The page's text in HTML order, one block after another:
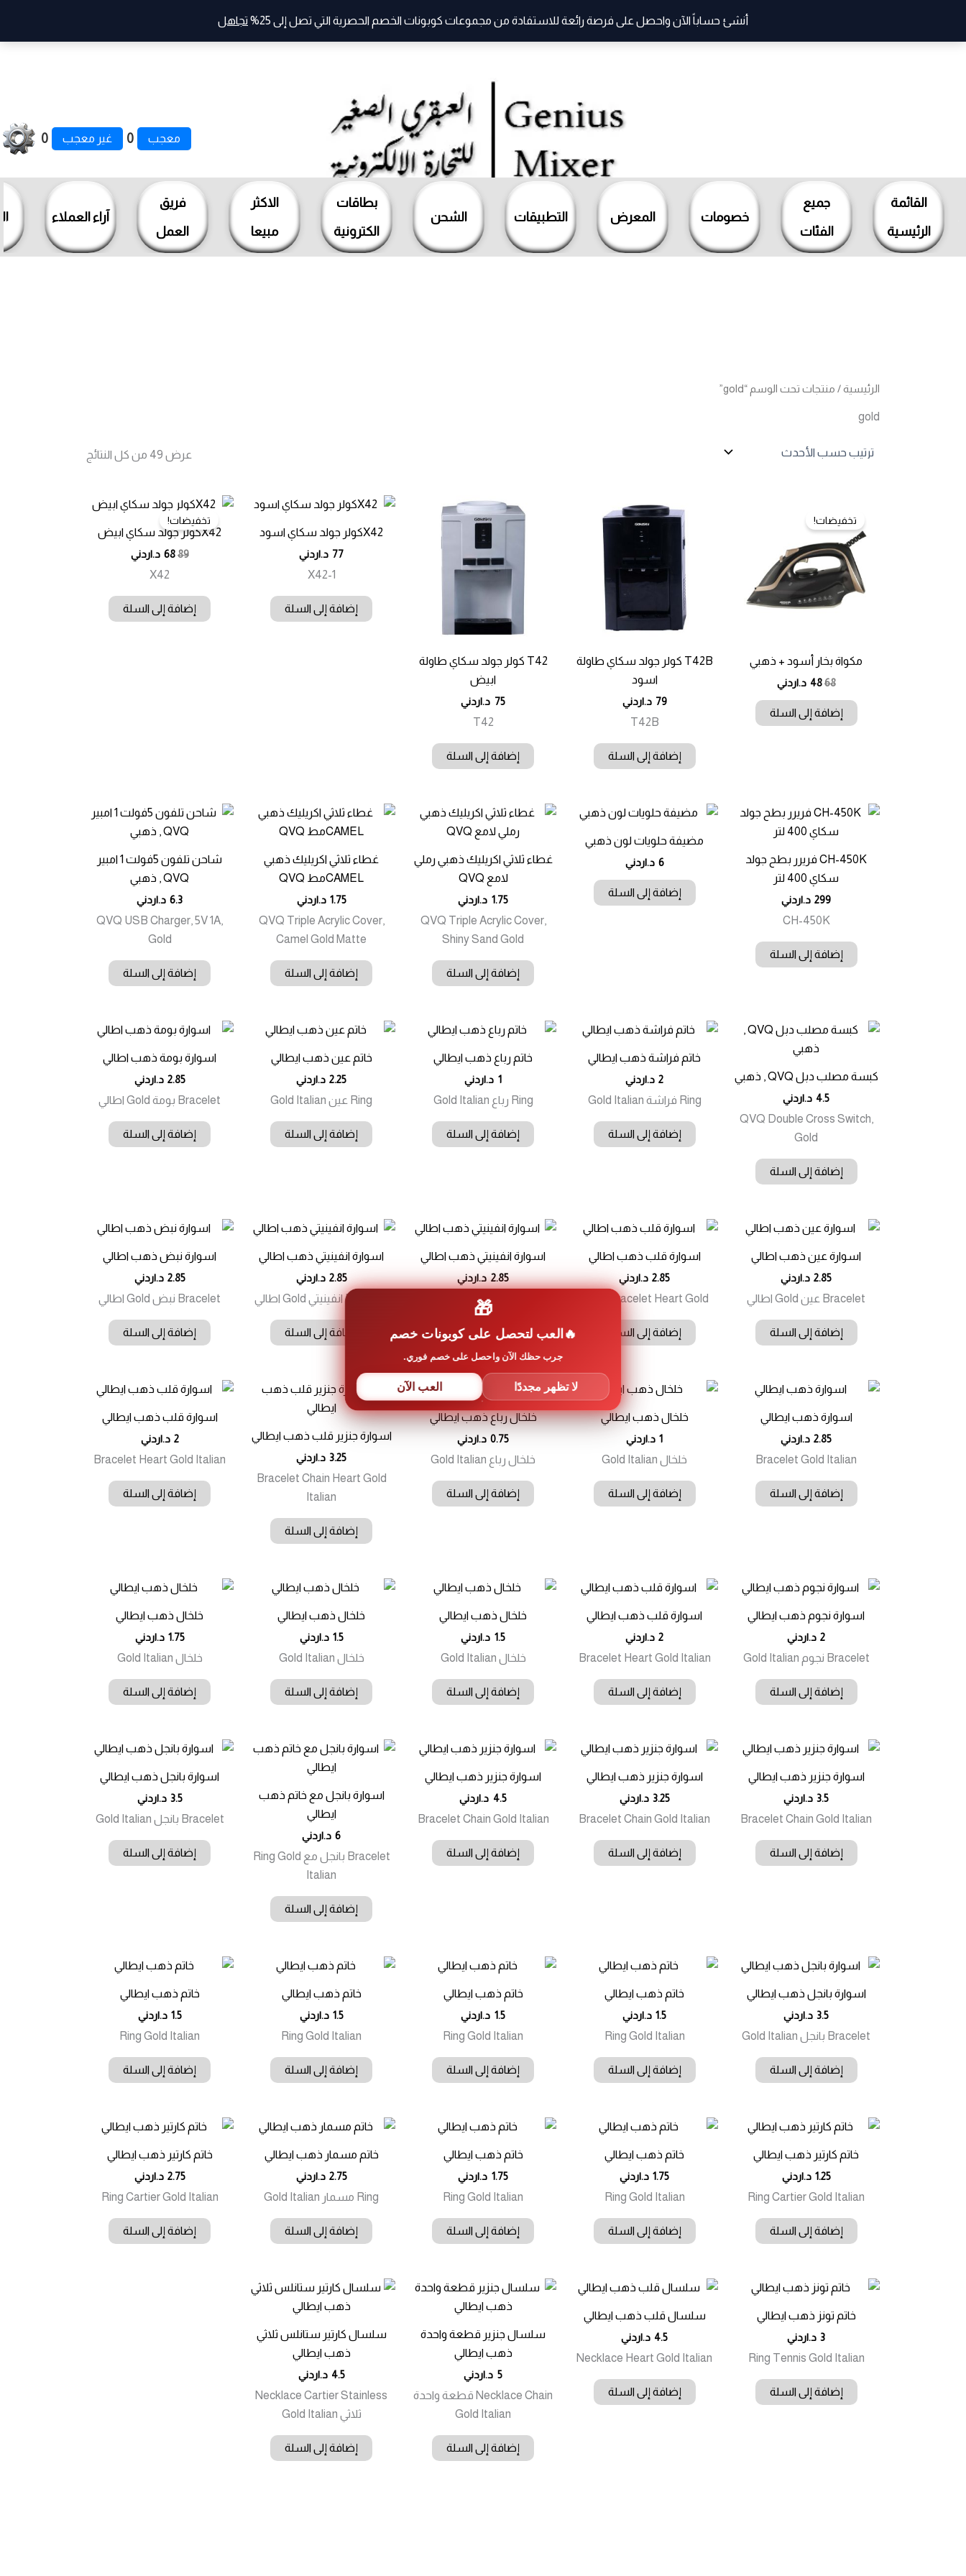
القائمة
الرئيسية
جميع
الفئات
خصومات المعرض التطبيقات الشحن
بطاقات
الكترونية
الاكثر
مبيعا
فريق
العمل
آراء العملاء
معجب 0 غير معجب 0
أنشئ حساباً الآن واحصل على فرصة رائعة للاستفادة من مجموعات كوبونات الخصم الحصرية التي تصل إلى 25% تجاهل
المحتوى
الرئيسية/ منتجات تحت الوسم “gold”
gold
عرض ⁦49⁩ من كل النتائج
تخفيضات!
مكواة بخار أسود + ذهبي
68السعر
هو:
68.00 د.ا.
48 السعر
هو:
48.00 د.ا.
د.اردني
إضافة إلى السلة
T42B كولر جولد سكاي طاولة
اسود
79 د.اردني
T42B
إضافة إلى السلة
T42 كولر جولد سكاي طاولة
ابيض
75 د.اردني
T42
إضافة إلى السلة
X42كولر جولد سكاي اسود
77 د.اردني
X42-1
إضافة إلى السلة
تخفيضات!
X42كولر جولد سكاي ابيض
89السعر
هو:
68السعر
هو:
د.اردني
X42
إضافة إلى السلة
CH-450K فريرر بطح جولد
سكاي 400 لتر
299 د.اردني
CH-450K
إضافة إلى السلة
مضيفة حلويات لون ذهبي
6 د.اردني
إضافة إلى السلة
غطاء ثلاثي اكريليك ذهبي رملي
لامع QVQ
1.75 د.اردني
QVQ Triple Acrylic Cover,
Shiny Sand Gold
إضافة إلى السلة
غطاء ثلاثي اكريليك ذهبي
CAMELمط QVQ
1.75 د.اردني
QVQ Triple Acrylic Cover,
Camel Gold Matte
إضافة إلى السلة
شاحن تلفون 5فولت 1 امبير
QVQ , ذهبي
6.3 د.اردني
QVQ USB Charger, 5V 1A,
Gold
إضافة إلى السلة
كبسة مصلب دبل QVQ , ذهبي
4.5 د.اردني
QVQ Double Cross Switch,
Gold
إضافة إلى السلة
خاتم فراشة ذهب ايطالي
2 د.اردني
Ring فراشة Gold Italian
إضافة إلى السلة
خاتم رباع ذهب ايطالي
1 د.اردني
Ring رباع Gold Italian
إضافة إلى السلة
خاتم عين ذهب ايطالي
2.25 د.اردني
Ring عين Gold Italian
إضافة إلى السلة
اسوارة بومة ذهب اطالي
2.85 د.اردني
Bracelet بومة Gold اطالي
إضافة إلى السلة
اسوارة عين ذهب اطالي
2.85 د.اردني
Bracelet عين Gold اطالي
إضافة إلى السلة
اسوارة قلب ذهب اطالي
2.85 د.اردني
Bracelet Heart Gold اطالي
إضافة إلى السلة
اسوارة انفينيتي ذهب اطالي
2.85 د.اردني
إضافة إلى السلة
اسوارة انفينيتي ذهب اطالي
2.85 د.اردني
Bracelet انفينيتي Gold اطالي
إضافة إلى السلة
اسوارة نبض ذهب اطالي
2.85 د.اردني
Bracelet نبض Gold اطالي
إضافة إلى السلة
اسوارة ذهب ايطالي
2.85 د.اردني
Bracelet Gold Italian
إضافة إلى السلة
خلخال ذهب ايطالي
1 د.اردني
خلخال Gold Italian
إضافة إلى السلة
خلخال رباع ذهب ايطالي
0.75 د.اردني
خلخال رباع Gold Italian
إضافة إلى السلة
اسوارة جنزير قلب ذهب ايطالي
3.25 د.اردني
Bracelet Chain Heart Gold
Italian
إضافة إلى السلة
اسوارة قلب ذهب ايطالي
2 د.اردني
Bracelet Heart Gold Italian
إضافة إلى السلة
اسوارة نجوم ذهب ايطالي
2 د.اردني
Bracelet نجوم Gold Italian
إضافة إلى السلة
اسوارة قلب ذهب ايطالي
2 د.اردني
Bracelet Heart Gold Italian
إضافة إلى السلة
خلخال ذهب ايطالي
1.5 د.اردني
خلخال Gold Italian
إضافة إلى السلة
خلخال ذهب ايطالي
1.5 د.اردني
خلخال Gold Italian
إضافة إلى السلة
خلخال ذهب ايطالي
1.75 د.اردني
خلخال Gold Italian
إضافة إلى السلة
اسوارة جنزير ذهب ايطالي
3.5 د.اردني
Bracelet Chain Gold Italian
إضافة إلى السلة
اسوارة جنزير ذهب ايطالي
3.25 د.اردني
Bracelet Chain Gold Italian
إضافة إلى السلة
اسوارة جنزير ذهب ايطالي
4.5 د.اردني
Bracelet Chain Gold Italian
إضافة إلى السلة
اسوارة بانجل مع خاتم ذهب
ايطالي
6 د.اردني
Bracelet بانجل مع Ring Gold
Italian
إضافة إلى السلة
اسوارة بانجل ذهب ايطالي
3.5 د.اردني
Bracelet بانجل Gold Italian
إضافة إلى السلة
اسوارة بانجل ذهب ايطالي
3.5 د.اردني
Bracelet بانجل Gold Italian
إضافة إلى السلة
خاتم ذهب ايطالي
1.5 د.اردني
Ring Gold Italian
إضافة إلى السلة
خاتم ذهب ايطالي
1.5 د.اردني
Ring Gold Italian
إضافة إلى السلة
خاتم ذهب ايطالي
1.5 د.اردني
Ring Gold Italian
إضافة إلى السلة
خاتم ذهب ايطالي
1.5 د.اردني
Ring Gold Italian
إضافة إلى السلة
خاتم كارتير ذهب ايطالي
1.25 د.اردني
Ring Cartier Gold Italian
إضافة إلى السلة
خاتم ذهب ايطالي
1.75 د.اردني
Ring Gold Italian
إضافة إلى السلة
خاتم ذهب ايطالي
1.75 د.اردني
Ring Gold Italian
إضافة إلى السلة
خاتم مسمار ذهب ايطالي
2.75 د.اردني
Ring مسمار Gold Italian
إضافة إلى السلة
خاتم كارتير ذهب ايطالي
2.75 د.اردني
Ring Cartier Gold Italian
إضافة إلى السلة
خاتم تونز ذهب ايطالي
3 د.اردني
Ring Tennis Gold Italian
إضافة إلى السلة
سلسال قلب ذهب ايطالي
4.5 د.اردني
Necklace Heart Gold Italian
إضافة إلى السلة
سلسال جنزير قطعة واحدة
ذهب ايطالي
5 د.اردني
Necklace Chain قطعة واحدة
Gold Italian
إضافة إلى السلة
سلسال كارتير ستانلس ثلاثي
ذهب ايطالي
4.5 د.اردني
Necklace Cartier Stainless
ثلاثي Gold Italian
إضافة إلى السلة
🎁
العب لتحصل على كوبونات خصم
جرب حظك الآن واحصل على خصم فوري.
لا تظهر مجددًا العب الآن